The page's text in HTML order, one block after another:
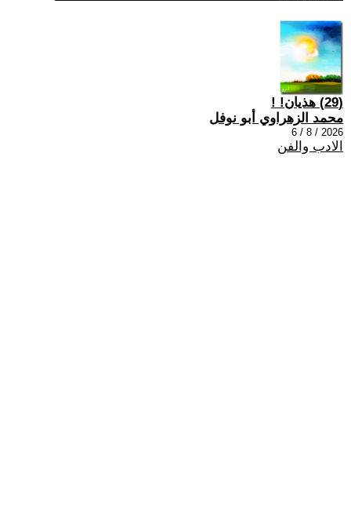
(29) هذيان! !
محمد الزهراوي أبو نوفل
2026 / 8 / 6
الادب والفن